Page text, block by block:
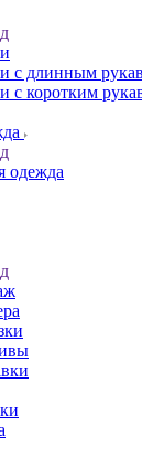
с длинным
с коротким
одежда